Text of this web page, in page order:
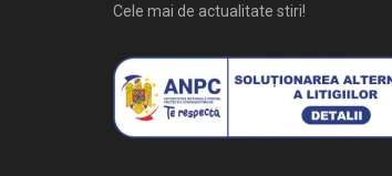
Cele mai de actualitate stiri!